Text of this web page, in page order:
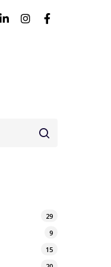
29
9
15